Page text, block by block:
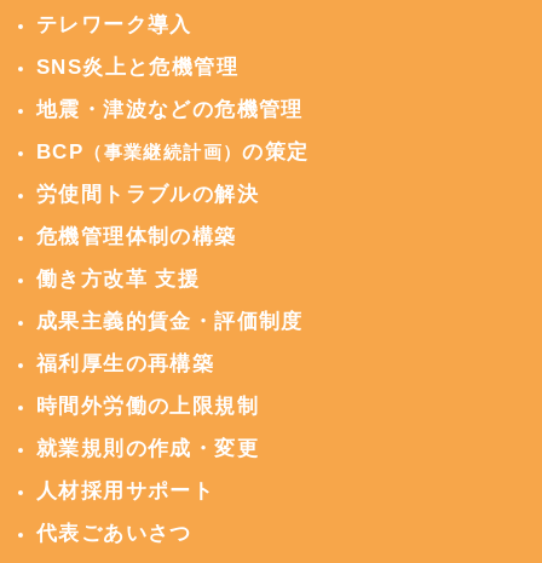
テレワーク導入
SNS炎上と危機管理
地震・津波などの危機管理
BCP （事業継続計画）の策定
労使間トラブルの解決
危機管理体制の構築
働き方改革 支援
成果主義的賃金・評価制度
福利厚生の再構築
時間外労働の上限規制
就業規則の作成・変更
人材採用サポート
代表ごあいさつ